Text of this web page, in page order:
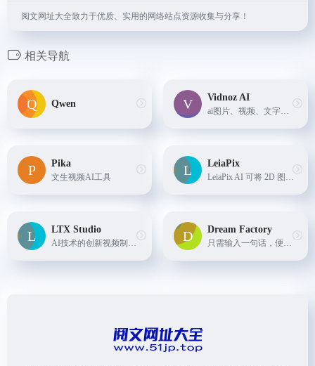
阅文网址大全致力于优质、实用的网络站点资源收集与分享！
相关导航
Qwen
Vidnoz AI
ai图片、视频、文字转语音、声音克隆
Pika
文生视频AI工具
LeiaPix
LeiaPix AI 可将 2D 图像转换为引人入胜的 3D 动画，让图像动起来
LTX Studio
AI技术的创新视频制作平台，它允许用户从概念到最终剪辑，全面控制视频的各个方面。该平台通过AI技术，将创意转化为连贯的视频故事，提供角色一致性、自动编辑、深度帧控制等功能...
Dream Factory
只需输入一句话，便能生成完整的剧本和视频，实现了多情节、多场景的 “微电影” 视频制作。除了引入多模型智能体协作技术，团队还使用了长短期记忆数据库、Prompt 控制因子设计等技...